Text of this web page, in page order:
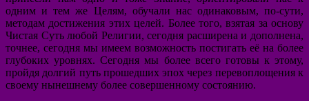
одним и тем же Целям, обучали нас одинаковым, по-сути,
методам достижения этих целей. Более того, взятая за основу
Чистая Суть любой Религии, сегодня расширена и дополнена,
точнее, сегодня мы имеем возможность постигать её на более
глубоких уровнях. Сегодня мы более всего готовы к этому,
пройдя долгий путь прошедших эпох через перевоплощения к
своему нынешнему более совершенному состоянию.